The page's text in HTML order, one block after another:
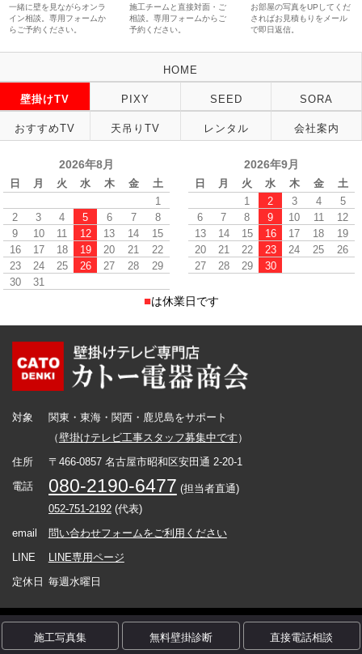
一緒に壁を見ながらオンラ
イン相談。専用フォームか
らご予約ください。
施工チームと直接対面・ご
相談。専用フォームからご
予約ください。
お部屋の写真をUPしてくだ
さればお見積もりをメール
で即日返信。
HOME
壁掛けTV PIXY SEED SORA
おすすめTV 天吊りTV レンタル 会社案内
2026年8月
日 月 火 水 木 金
土
1
2
3 4 5 6 7
8
9
10 11 12 13 14
15
16
17 18 19 20 21
22
23
24 25 26 27 28
29
30
31
2026年9月
日 月 火 水 木 金
土
1
2 3 4
5
6
7 8 9 10 11
12
13
14 15 16 17 18
19
20
21 22 23 24 25
26
27
28 29 30
■は休業日です
対象
関東・東海・関西・鹿児島をサポート
（壁掛けテレビ工事スタッフ募集中です ）
住所
〒466-0857 名古屋市昭和区安田通 2-20-1
電話
080-2190-6477 (担当者直通)
052-751-2192(代表)
email
問い合わせフォームをご利用ください
LINE
LINE専用ページ
定休日 毎週水曜日
Copyright カトー電器商会 (C) All Rights Reserved.
施工写真集 無料壁掛診断 直接電話相談